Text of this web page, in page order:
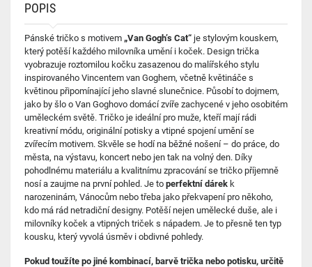
POPIS
Pánské tričko s motivem „Van Gogh’s Cat“ je stylovým kouskem,
který potěší každého milovníka umění i koček. Design trička
vyobrazuje roztomilou kočku zasazenou do malířského stylu
inspirovaného Vincentem van Goghem, včetně květináče s
květinou připomínající jeho slavné slunečnice. Působí to dojmem,
jako by šlo o Van Goghovo domácí zvíře zachycené v jeho osobitém
uměleckém světě. Tričko je ideální pro muže, kteří mají rádi
kreativní módu, originální potisky a vtipné spojení umění se
zvířecím motivem. Skvěle se hodí na běžné nošení – do práce, do
města, na výstavu, koncert nebo jen tak na volný den. Díky
pohodlnému materiálu a kvalitnímu zpracování se tričko příjemně
nosí a zaujme na první pohled. Je to perfektní dárek k
narozeninám, Vánocům nebo třeba jako překvapení pro někoho,
kdo má rád netradiční designy. Potěší nejen umělecké duše, ale i
milovníky koček a vtipných triček s nápadem. Je to přesně ten typ
kousku, který vyvolá úsměv i obdivné pohledy.
Pokud toužíte po jiné kombinací, barvě trička nebo potisku, určitě